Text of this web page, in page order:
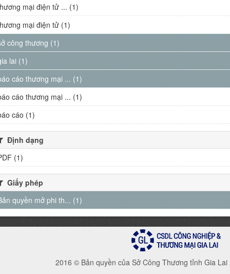
mại điện tử ... (1)
mại điện tử (1)
công thương (1)
lai (1)
cáo thương mại ... (1)
cáo thương mại ... (1)
cáo (1)
Định dạng
(1)
Giấy phép
quyền mở phi th... (1)
2016 © Bản quyền của Sở Công Thương tỉnh Gia Lai